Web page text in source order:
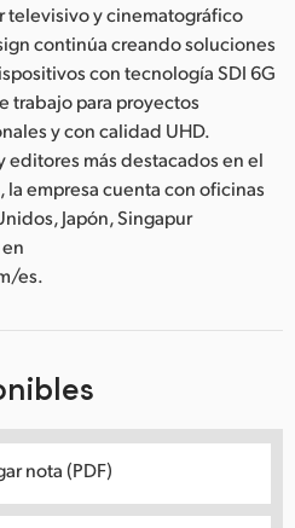
televisivo y cinematográfico
continúa creando soluciones
con tecnología SDI 6G
trabajo para proyectos
y con calidad UHD.
editores más destacados en el
empresa cuenta con oficinas
Japón, Singapur
es.
nota (PDF)